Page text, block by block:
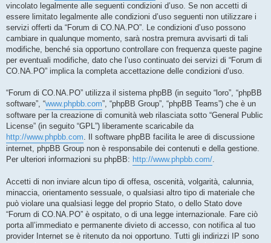
vincolato legalmente alle seguenti condizioni d’uso. Se non accetti di
essere limitato legalmente alle condizioni d’uso seguenti non utilizzare i
servizi offerti da “Forum di CO.NA.PO”. Le condizioni d’uso possono
cambiare in qualunque momento, sarà nostra premura avvisarti di tali
modifiche, benché sia opportuno controllare con frequenza queste pagine
per eventuali modifiche, dato che l’uso continuato dei servizi di “Forum di
CO.NA.PO” implica la completa accettazione delle condizioni d’uso.
“Forum di CO.NA.PO” utilizza il sistema phpBB (in seguito “loro”, “phpBB
software”, “www.phpbb.com”, “phpBB Group”, “phpBB Teams”) che è un
software per la creazione di comunità web rilasciata sotto “General Public
License” (in seguito “GPL”) liberamente scaricabile da
http://www.phpbb.com . Il software phpBB facilita le aree di discussione
internet, phpBB Group non è responsabile dei contenuti e della gestione.
Per ulteriori informazioni su phpBB: http://www.phpbb.com/
Accetti di non inviare alcun tipo di offesa, oscenità, volgarità, calunnia,
minaccia, orientamento sessuale, o qualsiasi altro tipo di materiale che
può violare una qualsiasi legge del proprio Stato, o dello Stato dove
“Forum di CO.NA.PO” è ospitato, o di una legge internazionale. Fare ciò
porta all’immediato e permanente divieto di accesso, con notifica al tuo
provider Internet se è ritenuto da noi opportuno. Tutti gli indirizzi IP sono